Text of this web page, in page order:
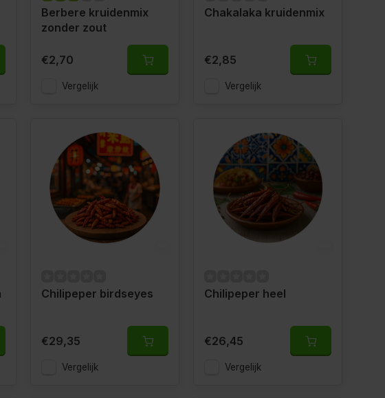
Berbere kruidenmix
zonder zout
€2,70
Vergelijk
Chakalaka kruidenmix
€2,85
Vergelijk
Chilipeper birdseyes
€29,35
Vergelijk
Chilipeper heel
€26,45
Vergelijk